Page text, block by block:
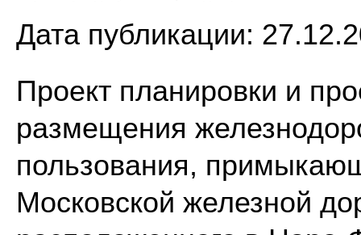
Дата публикации:
Проект планировки и
размещения
пользования,
Московской железной